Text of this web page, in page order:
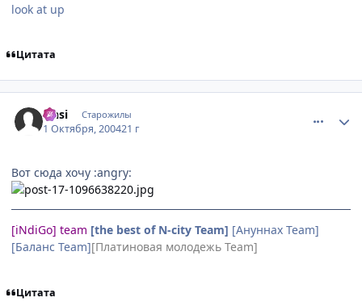
look at up
Цитата
Onsi Старожилы
1 Октября, 200421 г
Вот сюда хочу :angry:
[iNdiGo] team [the best of N-city Team] [Ануннах Team]
[Баланс Team][Платиновая молодежь Team]
Цитата